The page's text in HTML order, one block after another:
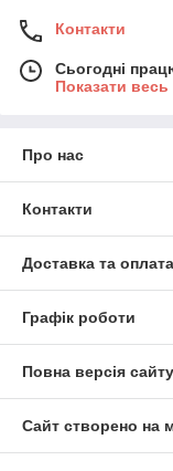
Контакти
Сьогодні
Показати
Про нас
Контакти
Доставка та оплата
Графік роботи
Повна версія сайту
Сайт створено на